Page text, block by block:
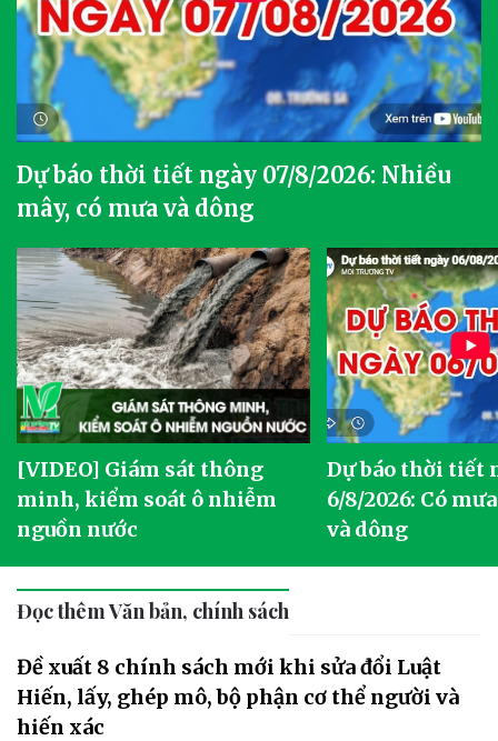
Dự báo thời tiết ngày 07/8/2026: Nhiều
mây, có mưa và dông
[VIDEO] Giám sát thông
minh, kiểm soát ô nhiễm
nguồn nước
Dự báo thời tiết
6/8/2026: Có
và dông
Đọc thêm Văn bản, chính sách
Đề xuất 8 chính sách mới khi sửa đổi Luật
Hiến, lấy, ghép mô, bộ phận cơ thể người và
hiến xác